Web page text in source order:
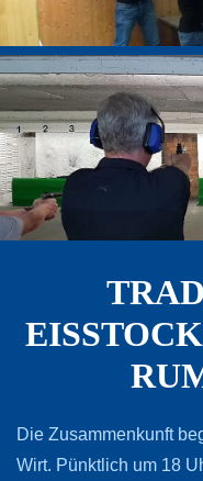
Die Zusammenkunft
Wirt. Pünktlich um 18